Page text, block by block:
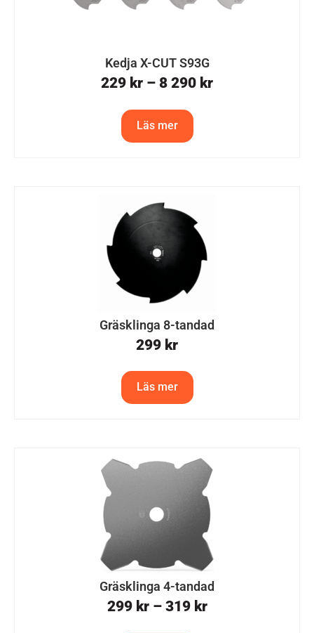
Kedja X-CUT S93G
229 kr – 8 290 kr
Läs mer
Gräsklinga 8-tandad
299 kr
Läs mer
Gräsklinga 4-tandad
299 kr – 319 kr